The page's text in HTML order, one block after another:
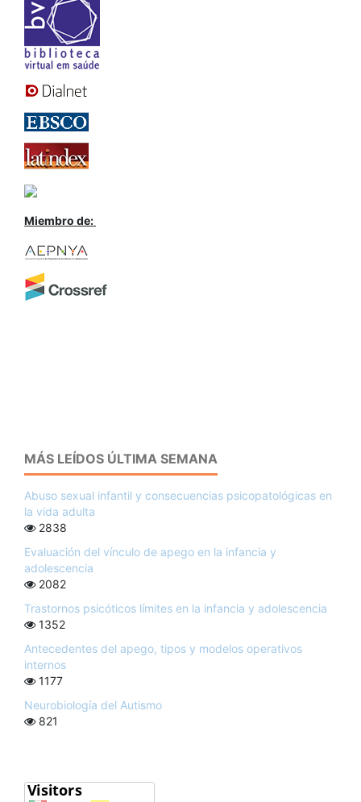
Miembro de:
MÁS LEÍDOS ÚLTIMA SEMANA
Abuso sexual infantil y consecuencias psicopatológicas en
la vida adulta
2838
Evaluación del vínculo de apego en la infancia y
adolescencia
2082
Trastornos psicóticos límites en la infancia y adolescencia
1352
Antecedentes del apego, tipos y modelos operativos
internos
1177
Neurobiología del Autismo
821